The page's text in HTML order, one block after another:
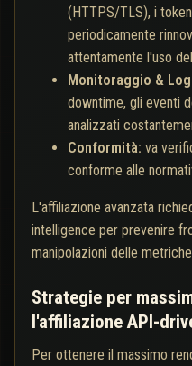
(HTTPS/TLS), i
periodicamente
attentamente l'uso
Monitoraggio &
downtime, gli eventi
analizzati
Conformità: va
conforme alle
L'affiliazione avanzata
intelligence per prevenire
manipolazioni delle
Strategie per
l'affiliazione API-
Per ottenere il massimo